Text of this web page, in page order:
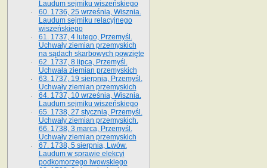
Laudum sejmiku wiszeńskiego
60. 1736, 25 września, Wisznia.
Laudum sejmiku relacyjnego
wiszeńskiego
61. 1737, 4 lutego, Przemyśl.
Uchwały ziemian przemyskich
na sądach skarbowych powzięte
62. 1737, 8 lipca, Przemyśl.
Uchwała ziemian przemyskich
63. 1737, 19 sierpnia, Przemyśl.
Uchwały ziemian przemyskich
64. 1737, 10 września, Wisznia.
Laudum sejmiku wiszeńskiego
65. 1738, 27 stycznia, Przemyśl.
Uchwały ziemian przemyskich­­.
66. 1738, 3 marca, Przemyśl.
Uchwały ziemian przemyskich­
67. 1738, 5 sierpnia, Lwów.
Laudum w sprawie elekcyi
podkomorzego lwowskiego